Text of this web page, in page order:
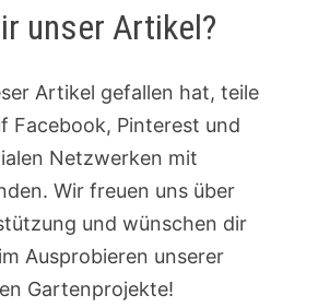
unser Artikel?
Artikel gefallen hat, teile
Facebook, Pinterest und
Netzwerken mit
Wir freuen uns über
und wünschen dir
Ausprobieren unserer
Gartenprojekte!